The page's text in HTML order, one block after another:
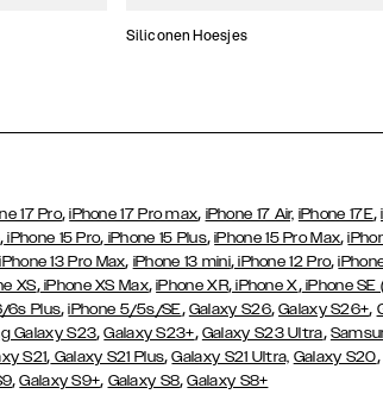
Siliconen Hoesjes
17 Pro,iPhone 17 Pro max, iPhone 17 Air, iPhone 17E,
, iPhone 15 Pro, iPhone 15 Plus,iPhone 15 Pro Max,
iPhone 13 Pro Max, iPhone 13 mini,iPhone 12 Pro,
XS,iPhone XS Max,iPhone XR,iPhone X,iPhone
6s Plus,iPhone 5/5s/SE, Galaxy S26,Galaxy S26+,
Galaxy S23,Galaxy S23+, Galaxy S23 Ultra,
S21, Galaxy S21 Plus,Galaxy S21 Ultra, Galaxy S20,
,Galaxy S9+, Galaxy S8,Galaxy S8+